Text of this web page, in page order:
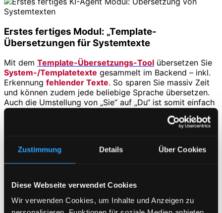
Zustimmung Details Über Cookies
Diese Webseite verwendet Cookies
Wir verwenden Cookies, um Inhalte und Anzeigen zu
Erstes fertiges Modul: „Template-
Übersetzungen für Systemtexte
Mit dem Template-Übersetzungs-Tool übersetzen Sie
System-/Templatetexte gesammelt im Backend – inkl.
Erkennung fehlender Texte. So sparen Sie massiv Zeit
und können zudem jede beliebige Sprache übersetzen.
Auch die Umstellung von „Sie“ auf „Du“ ist somit einfach
möglich.
Einsatzszenarien für KI-Agents
Produktbeschreibungen erzeugen